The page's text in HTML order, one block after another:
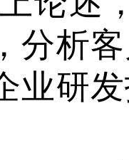
分析
业研